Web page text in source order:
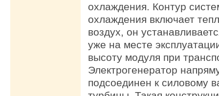
охлаждения. Контур
охлаждения включает
воздух, он
уже на месте
высоту модуля при
Электрогенератор
подсоединен к силовому